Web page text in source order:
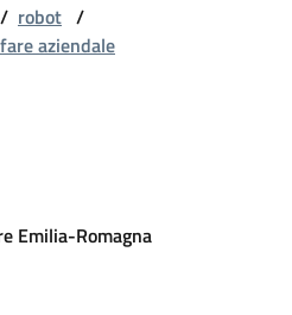
/ robot /
aziendale
Emilia-Romagna